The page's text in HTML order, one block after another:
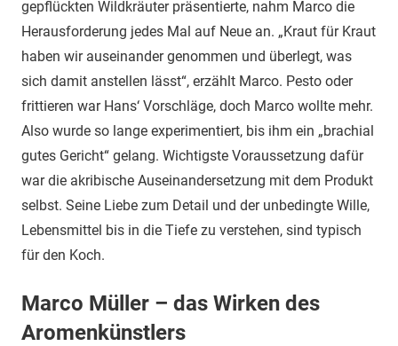
gepflückten Wildkräuter präsentierte, nahm Marco die
Herausforderung jedes Mal auf Neue an. „Kraut für Kraut
haben wir auseinander genommen und überlegt, was
sich damit anstellen lässt“, erzählt Marco. Pesto oder
frittieren war Hans‘ Vorschläge, doch Marco wollte mehr.
Also wurde so lange experimentiert, bis ihm ein „brachial
gutes Gericht“ gelang. Wichtigste Voraussetzung dafür
war die akribische Auseinandersetzung mit dem Produkt
selbst. Seine Liebe zum Detail und der unbedingte Wille,
Lebensmittel bis in die Tiefe zu verstehen, sind typisch
für den Koch.
Marco Müller – das Wirken des
Aromenkünstlers